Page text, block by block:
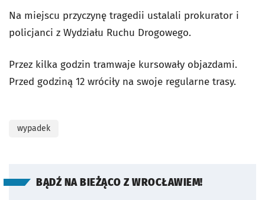
Na miejscu przyczynę tragedii ustalali prokurator i
policjanci z Wydziału Ruchu Drogowego.
Przez kilka godzin tramwaje kursowały objazdami.
Przed godziną 12 wróciły na swoje regularne trasy.
wypadek
BĄDŹ NA BIEŻĄCO Z WROCŁAWIEM!